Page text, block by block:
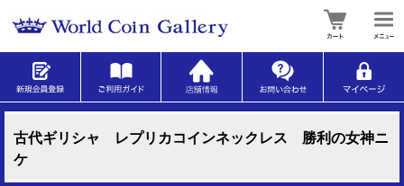
古代ギリシャ レプリカコインネックレス 勝利の女神ニ
ケ